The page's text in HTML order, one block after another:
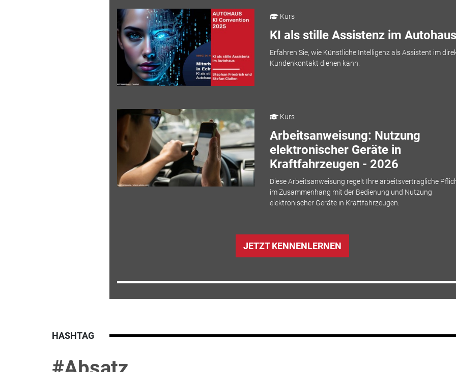
Kurs
KI als stille Assistenz im Autohaus
Erfahren Sie, wie Künstliche Intelligenz als Assistent im
Kundenkontakt dienen kann.
Kurs
Arbeitsanweisung: Nutzung
elektronischer Geräte in
Kraftfahrzeugen - 2026
Diese Arbeitsanweisung regelt Ihre arbeitsvertragliche
im Zusammenhang mit der Bedienung und Nutzung
elektronischer Geräte in Kraftfahrzeugen.
JETZT KENNENLERNEN
HASHTAG